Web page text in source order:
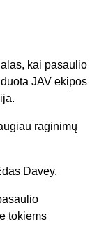
kai pasaulio
JAV ekipos
raginimų
Davey.
tokiems